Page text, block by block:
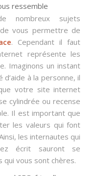
ressemble
nombreux sujets
vous permettre de
. Cependant il faut
représente les
Imaginons un instant
à la personne, il
votre site internet
cylindrée ou recense
Il est important que
les valeurs qui font
les internautes qui
écrit sauront se
qui vous sont chères.